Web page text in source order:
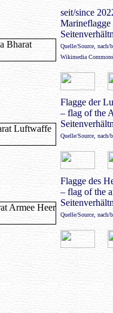
seit/since
Quelle/Source,
Wikimedia Commons
Flagge der
– flag of the
Quelle/Source,
Flagge des
– flag of the
Quelle/Source,